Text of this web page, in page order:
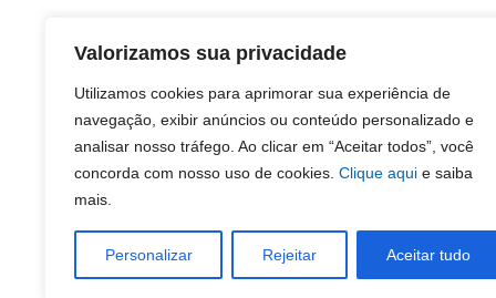
Valorizamos sua privacidade
Utilizamos cookies para aprimorar sua experiência de
navegação, exibir anúncios ou conteúdo personalizado e
analisar nosso tráfego. Ao clicar em “Aceitar todos”, você
concorda com nosso uso de cookies. Clique aqui e saiba
mais.
Personalizar Rejeitar Aceitar tudo